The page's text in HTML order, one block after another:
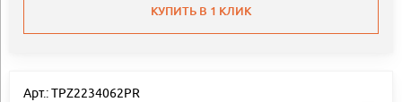
КУПИТЬ В 1 КЛИК
Арт.: TPZ2234062PR